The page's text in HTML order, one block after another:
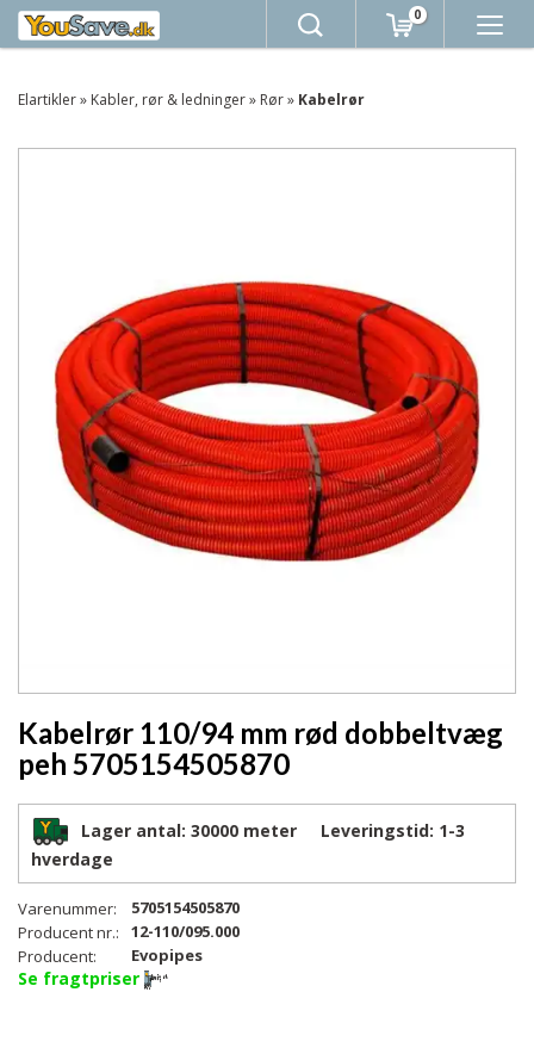
0
Elartikler» Kabler, rør & ledninger» Rør» Kabelrør
Kabelrør 110/94 mm rød dobbeltvæg
peh 5705154505870
Lager antal: 30000 meter Leveringstid: 1-3
hverdage
Varenummer:
5705154505870
Producent nr.:
12-110/095.000
Producent:
Evopipes
Se fragtpriser